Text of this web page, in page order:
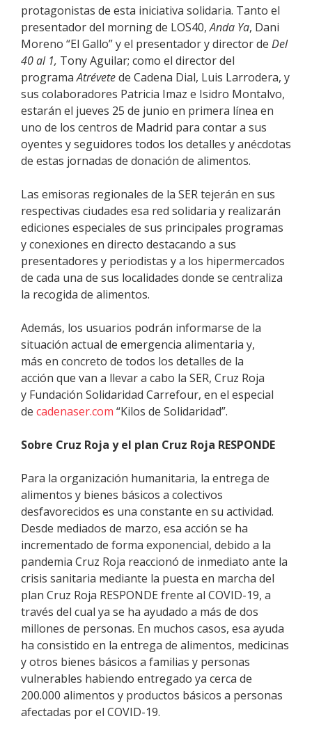
protagonistas de esta iniciativa solidaria. Tanto el
presentador del morning de LOS40,Anda Ya, Dani
Moreno “El Gallo” y el presentador y director de Del
40 al 1, Tony Aguilar; como el director del
programaAtrévetede Cadena Dial, Luis Larrodera, y
sus colaboradores Patricia Imaz e Isidro Montalvo,
estarán el jueves 25 de junio en primera línea en
uno de los centros de Madrid para contar a sus
oyentes y seguidores todos los detalles y anécdotas
de estas jornadas de donación de alimentos.
Las emisoras regionales de la SER tejerán en sus
respectivas ciudades esa red solidaria y realizarán
ediciones especiales de sus principales programas
y conexiones en directo destacando a sus
presentadores y periodistas y a los hipermercados
de cada una de sus localidades donde se centraliza
la recogida de alimentos.
Además, los usuarios podrán informarse de la
situación actual de emergencia alimentaria y,
más en concreto de todos los detalles de la
acción que van a llevar a cabo la SER, Cruz Roja
y Fundación Solidaridad Carrefour, en el especial
de cadenaser.com “Kilos de Solidaridad”.
Sobre Cruz Roja y el plan Cruz Roja RESPONDE
Para la organización humanitaria, la entrega de
alimentos y bienes básicos a colectivos
desfavorecidos es una constante en su actividad.
Desde mediados de marzo, esa acción se ha
incrementado de forma exponencial, debido a la
pandemia Cruz Roja reaccionó de inmediato ante la
crisis sanitaria mediante la puesta en marcha del
plan Cruz Roja RESPONDE frente al COVID-19, a
través del cual ya se ha ayudado a más de dos
millones de personas. En muchos casos, esa ayuda
ha consistido en la entrega de alimentos, medicinas
y otros bienes básicos a familias y personas
vulnerables habiendo entregado ya cerca de
200.000 alimentos y productos básicos a personas
afectadas por el COVID-19.